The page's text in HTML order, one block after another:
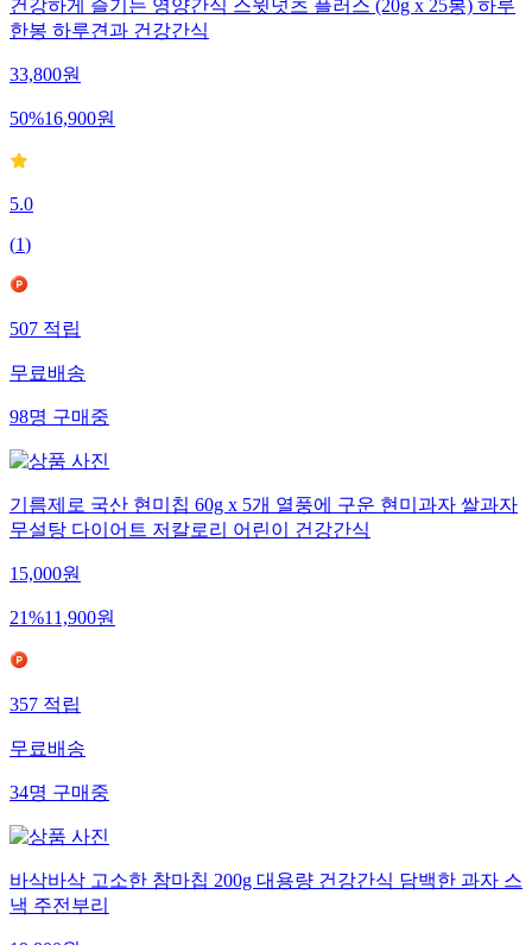
건강하게 즐기는 영양간식 스윗넛츠 플러스 (20g x 25봉) 하루
한봉 하루견과 건강간식
33,800원
50%16,900원
5.0
(1)
507적립
무료배송
98명구매중
기름제로 국산 현미칩 60g x 5개 열풍에 구운 현미과자 쌀과자
무설탕 다이어트 저칼로리 어린이 건강간식
15,000원
21%11,900원
357적립
무료배송
34명구매중
바삭바삭 고소한 참마칩 200g 대용량 건강간식 담백한 과자 스
낵 주전부리